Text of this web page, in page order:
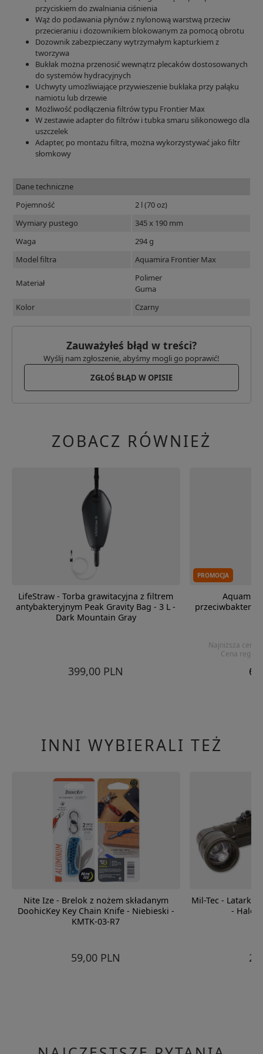
przyciskiem do zwalniania ciśnienia
Wąż do podawania płynów z nylonową warstwą przeciw
przecieraniu i dozownikiem blokowanym za pomocą obrotu
Dozownik zabezpieczany wytrzymałym kapturkiem z
tworzywa
Bukłak można przenosić wewnątrz plecaków dostosowanych
do systemów hydracyjnych
Uchwyty umożliwiające przywieszenie bukłaka przy pałąku
namiotu lub drzewie
Możliwość podłączenia filtrów typu Frontier Max
W zestawie adapter do filtrów i tubka smaru silikonowego dla
uszczelek
Adapter, po montażu filtra, można wykorzystywać jako filtr
słomkowy
Dane techniczne
Pojemność
2 l (70 oz)
Wymiary pustego
345 x 190 mm
Waga
294 g
Model filtra
Aquamira Frontier Max
Materiał
Polimer
Guma
Kolor
Czarny
Zauważyłeś błąd w treści?
Wyślij nam zgłoszenie, abyśmy mogli go poprawić!
ZGŁOŚ BŁĄD W OPISIE
ZOBACZ RÓWNIEŻ
LifeStraw - Torba grawitacyjna z filtrem
antybakteryjnym Peak Gravity Bag - 3 L -
Dark Mountain Gray
399,00 PLN
PROMOCJA
Najniższa cena
Cena
INNI WYBIERALI TEŻ
Nite Ize - Brelok z nożem składanym
DoohicKey Key Chain Knife - Niebieski -
KMTK-03-R7
59,00 PLN
Mil-Tec - Latarka
-